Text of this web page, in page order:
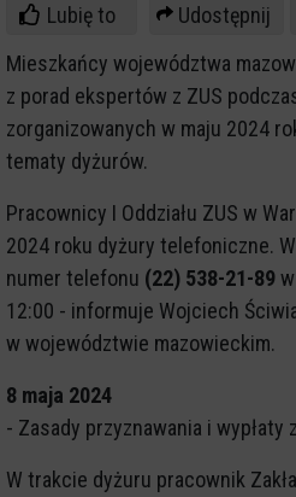
Lubię to
Udostępnij
Mieszkańcy województwa
z porad ekspertów z ZUS
zorganizowanych w maju 2024
tematy dyżurów.
Pracownicy I Oddziału ZUS w
2024 roku dyżury telefoniczne.
numer telefonu (22) 538-21-89
12:00 - informuje Wojciech
w województwie mazowieckim.
8 maja 2024
- Zasady przyznawania i wypłaty
W trakcie dyżuru pracownik